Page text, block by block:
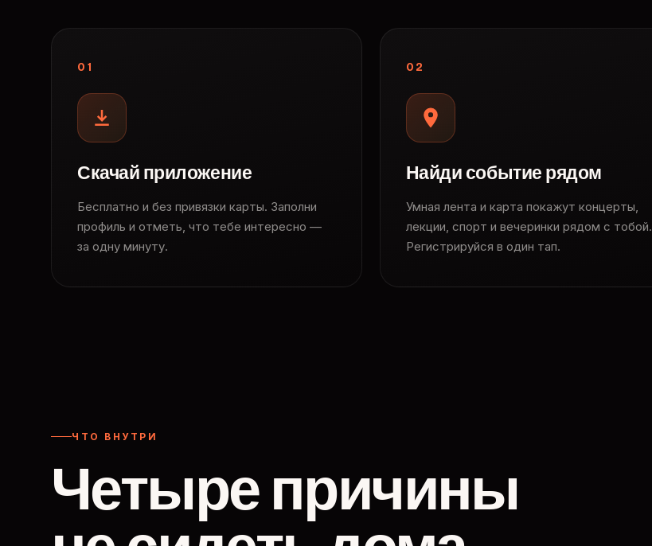
01
Скачай приложение
Бесплатно и без привязки карты. Заполни
профиль и отметь, что тебе интересно —
за одну минуту.
02
Найди событие рядом
Умная лента и карта покажут концерты,
лекции, спорт и вечеринки рядом с тобой.
Регистрируйся в один тап.
ЧТО ВНУТРИ
Четыре причины